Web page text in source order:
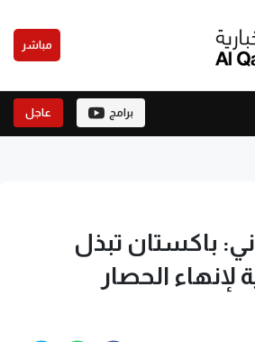
مباشر
برامج عاجل
باكستان تبذل
لإنهاء الحصار